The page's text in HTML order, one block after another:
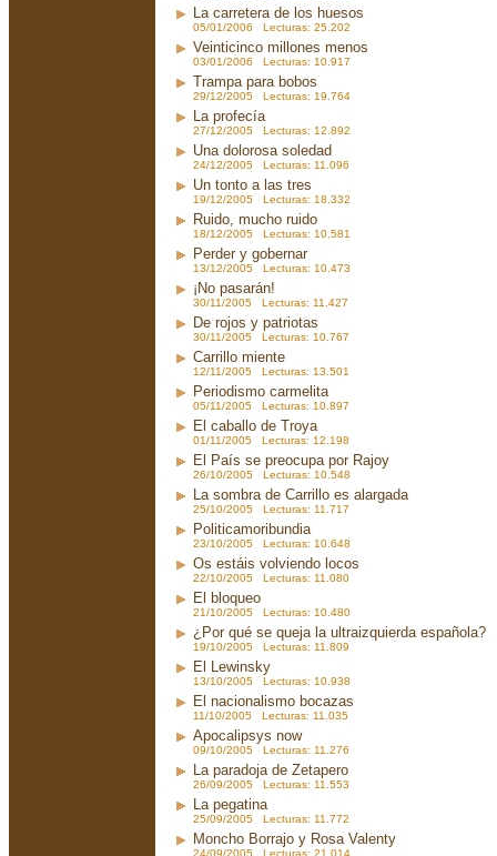
La carretera de los huesos
05/01/2006 Lecturas: 25.202
Veinticinco millones menos
03/01/2006 Lecturas: 10.917
Trampa para bobos
29/12/2005 Lecturas: 19.764
La profecía
27/12/2005 Lecturas: 12.892
Una dolorosa soledad
24/12/2005 Lecturas: 11.096
Un tonto a las tres
19/12/2005 Lecturas: 18.332
Ruido, mucho ruido
18/12/2005 Lecturas: 10.581
Perder y gobernar
13/12/2005 Lecturas: 10.473
¡No pasarán!
30/11/2005 Lecturas: 11.427
De rojos y patriotas
30/11/2005 Lecturas: 10.767
Carrillo miente
12/11/2005 Lecturas: 13.501
Periodismo carmelita
05/11/2005 Lecturas: 10.897
El caballo de Troya
01/11/2005 Lecturas: 12.198
El País se preocupa por Rajoy
26/10/2005 Lecturas: 10.548
La sombra de Carrillo es alargada
25/10/2005 Lecturas: 11.717
Politicamoribundia
23/10/2005 Lecturas: 10.648
Os estáis volviendo locos
22/10/2005 Lecturas: 11.080
El bloqueo
21/10/2005 Lecturas: 10.480
¿Por qué se queja la ultraizquierda española?
19/10/2005 Lecturas: 11.809
El Lewinsky
13/10/2005 Lecturas: 10.938
El nacionalismo bocazas
11/10/2005 Lecturas: 11.035
Apocalipsys now
09/10/2005 Lecturas: 11.276
La paradoja de Zetapero
26/09/2005 Lecturas: 11.553
La pegatina
25/09/2005 Lecturas: 11.772
Moncho Borrajo y Rosa Valenty
24/09/2005 Lecturas: 21.014